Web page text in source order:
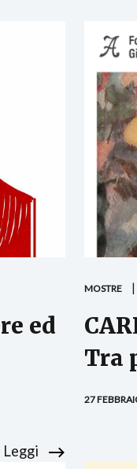
ed
Leggi
MOSTRE
Tra
27